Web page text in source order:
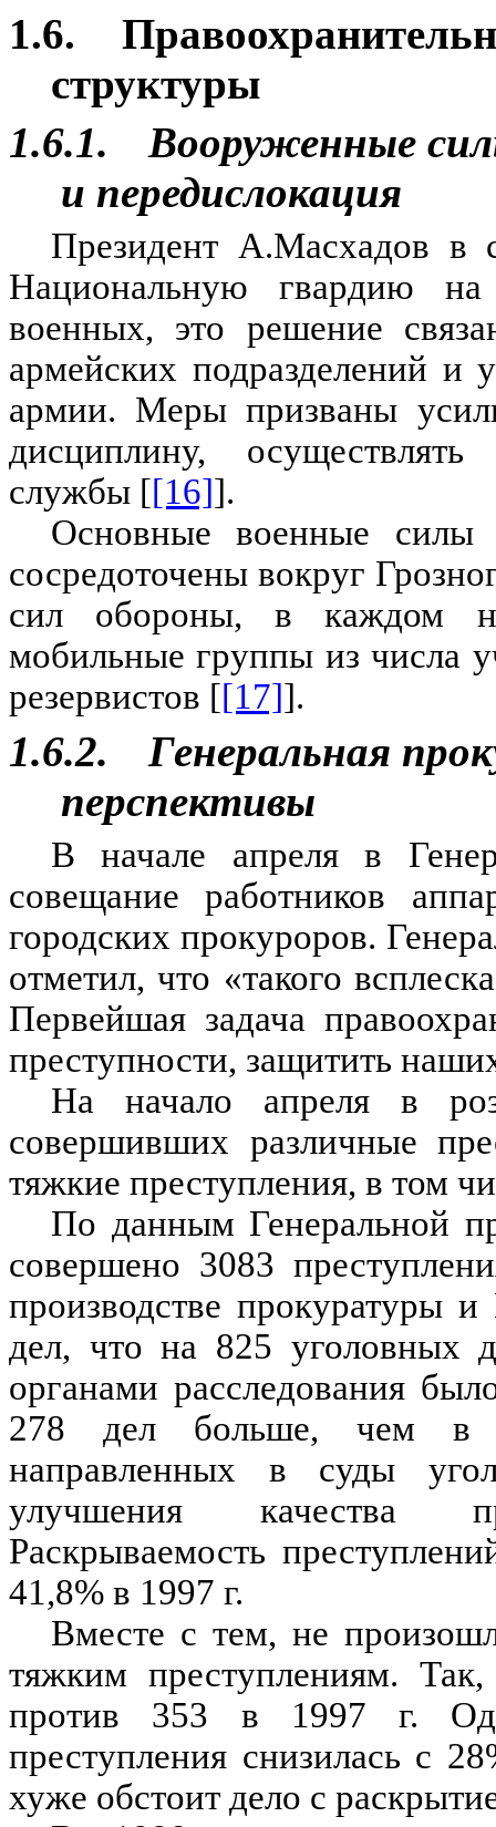
1.6.
структуры
1.6.1.
Вооруженные
и передислокация
Президент А.Масхадов в
Национальную гвардию
военных, это решение
армейских подразделений и
армии. Меры призваны
дисциплину,
службы [[16]].
Основные военные
сосредоточены вокруг
сил обороны, в каждом
мобильные группы из числа
резервистов [[17]].
1.6.2.
Генеральная
перспективы
В начале апреля в
совещание работников
городских прокуроров.
отметил, что «такого
Первейшая задача
преступности, защитить
На начало апреля в
совершивших различные
тяжкие преступления, в том
По данным Генеральной
совершено 3083
производстве прокуратуры
дел, что на 825 уголовных
органами расследования
278 дел больше, чем в
направленных в суды
улучшения качества
Раскрываемость
41,8% в 1997 г.
Вместе с тем, не
тяжким преступлениям.
против 353 в 1997 г.
преступления снизилась с
хуже обстоит дело с